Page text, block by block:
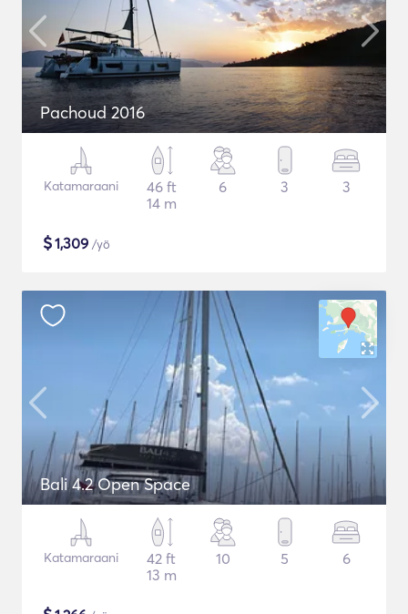
Pachoud 2016
Katamaraani
46 ft
14 m
6 3 3
$1,309 /yö
Bali 4.2 Open Space
Katamaraani
42 ft
13 m
10 5 6